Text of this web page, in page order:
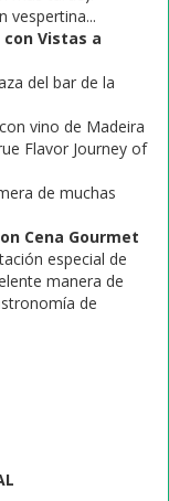
vespertina...
Vistas a
del bar de la
vino de Madeira
Flavor Journey of
de muchas
Cena Gourmet
especial de
manera de
de